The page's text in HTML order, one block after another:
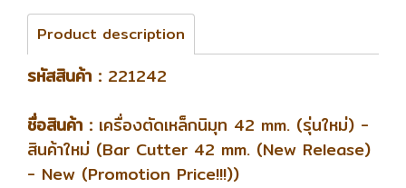
Product description
รหัสสินค้า : 221242
ชื่อสินค้า : เครื่องตัดเหล็กนิมุท 42 mm. (รุ่นใหม่) -
สินค้าใหม่ (Bar Cutter 42 mm. (New Release)
- New (Promotion Price!!!))